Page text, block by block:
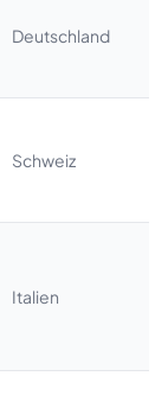
Deutschland
Schweiz
Italien